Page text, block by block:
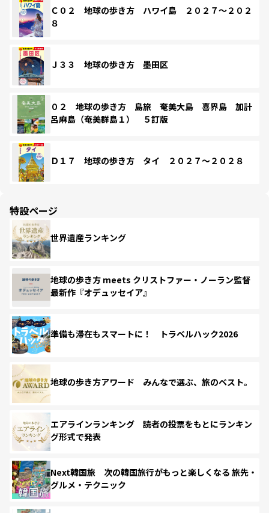
Ｃ０２ 地球の歩き方 ハワイ島 ２０２７～２０２
８
Ｊ３３ 地球の歩き方 墨田区
０２ 地球の歩き方 島旅 奄美大島 喜界島 加計
呂麻島（奄美群島１） ５訂版
Ｄ１７ 地球の歩き方 タイ ２０２７～２０２８
特設ページ
世界遺産ランキング
地球の歩き方 meets クリストファー・ノーラン監督
最新作『オデュッセイア』
準備も滞在もスマートに！ トラベルハック2026
地球の歩き方アワード みんなで選ぶ、旅のベスト。
エアラインランキング 読者の投票をもとにランキン
グ形式で発表
Next韓国旅 次の韓国旅行がもっと楽しくなる 旅先・
グルメ・テクニック